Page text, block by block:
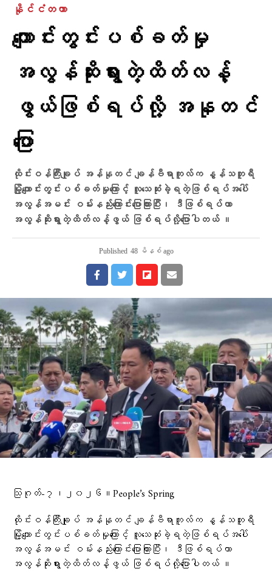
နိုင်ငံတကာ
ကျောင်းတွင်းပစ်ခတ်မှု
အလွန်ဆိုးရွားတဲ့ထိတ်လန့်
ဖွယ်ဖြစ်ရပ်လို့ အနုတင်​
ပြော
ထိုင်းဝန်ကြီးချုပ် အန်နုတင် ချန်ဗီရာကူလ်က နွန်သဘူရီ
မြို့ကျောင်းတွင်းပစ်ခတ်မှုကြောင့် လူသေဆုံးခဲ့ရတဲ့ဖြစ်ရပ်အပေါ်
အလွန်အမင်း ဝမ်းနည်းကြောင်းပြောကြားပြီး၊ ဒီဖြစ်ရပ်ဟာ
အလွန်ဆိုးရွားတဲ့ထိတ်လန့်ဖွယ် ဖြစ်ရပ်လို့​ပြောပါတယ် ။
Published 48 မိနစ် ago
သြဂုတ်-၇၊၂၀၂၆။People’s Spring
ထိုင်းဝန်ကြီးချုပ် အန်နုတင် ချန်ဗီရာကူလ်က နွန်သဘူရီ
မြို့ကျောင်းတွင်းပစ်ခတ်မှုကြောင့် လူသေဆုံးခဲ့ရတဲ့ဖြစ်ရပ်အပေါ်
အလွန်အမင်း ဝမ်းနည်းကြောင်းပြောကြားပြီး၊ ဒီဖြစ်ရပ်ဟာ
အလွန်ဆိုးရွားတဲ့ထိတ်လန့်ဖွယ် ဖြစ်ရပ်လို့​ပြောပါတယ် ။